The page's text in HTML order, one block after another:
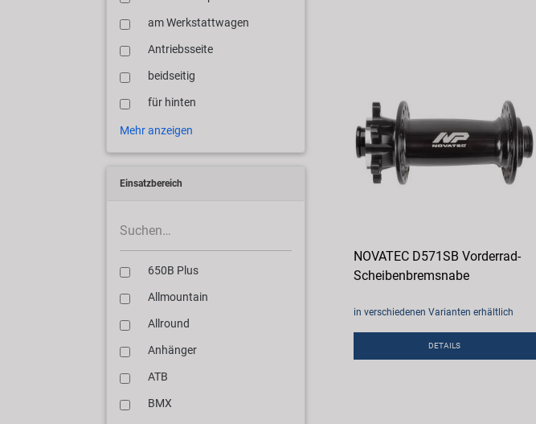
am Werkstattwagen
Antriebsseite
beidseitig
für hinten
Mehr anzeigen
Einsatzbereich
650B Plus
Allmountain
Allround
Anhänger
ATB
BMX
NOVATEC D571SB Vorderrad-
Scheibenbremsnabe
in verschiedenen Varianten erhältlich
DETAILS